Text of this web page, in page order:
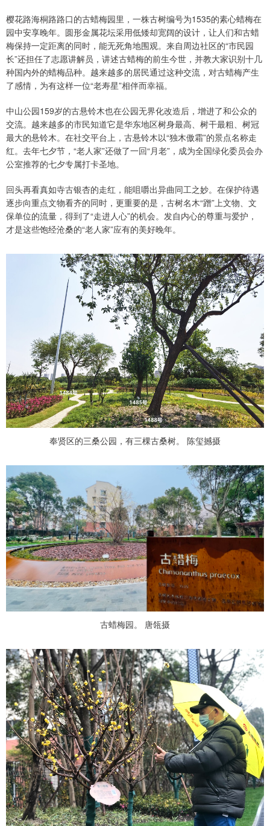
樱花路海桐路路口的古蜡梅园里，一株古树编号为1535的素心蜡梅在
园中安享晚年。圆形金属花坛采用低矮却宽阔的设计，让人们和古蜡
梅保持一定距离的同时，能无死角地围观。来自周边社区的“市民园
长”还担任了志愿讲解员，讲述古蜡梅的前生今世，并教大家识别十几
种国内外的蜡梅品种。越来越多的居民通过这种交流，对古蜡梅产生
了感情，为有这样一位“老寿星”相伴而幸福。
中山公园159岁的古悬铃木也在公园无界化改造后，增进了和公众的
交流。越来越多的市民知道它是华东地区树身最高、树干最粗、树冠
最大的悬铃木。在社交平台上，古悬铃木以“独木傲霜”的景点名称走
红。去年七夕节，“老人家”还做了一回“月老”，成为全国绿化委员会办
公室推荐的七夕专属打卡圣地。
回头再看真如寺古银杏的走红，能咀嚼出异曲同工之妙。在保护待遇
逐步向重点文物看齐的同时，更重要的是，古树名木“蹭”上文物、文
保单位的流量，得到了“走进人心”的机会。发自内心的尊重与爱护，
才是这些饱经沧桑的“老人家”应有的美好晚年。
奉贤区的三桑公园，有三棵古桑树。 陈玺撼摄
古蜡梅园。 唐瓴摄